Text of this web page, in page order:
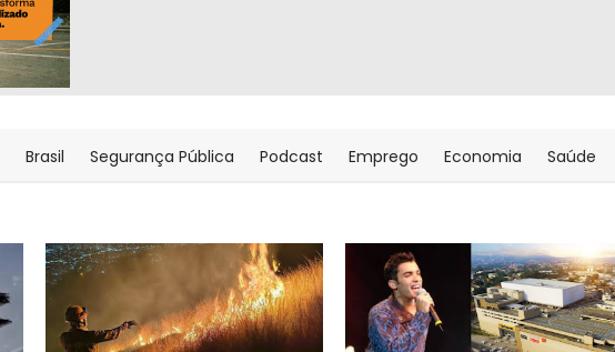
Brasil Segurança Pública Podcast Emprego Economia Saúde